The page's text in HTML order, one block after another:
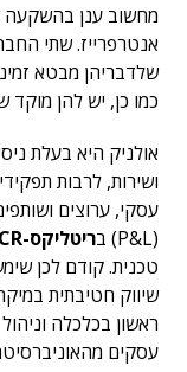
כמו כן, יש להן מוקד שירות
ושירות, לרבות
עסקי, ערוצים
(P&L‏) ב
ריטליקס-NCR‏
טכנית. קודם לכן
שיווק חטיבתית
ראשון בכלכלה
עסקים